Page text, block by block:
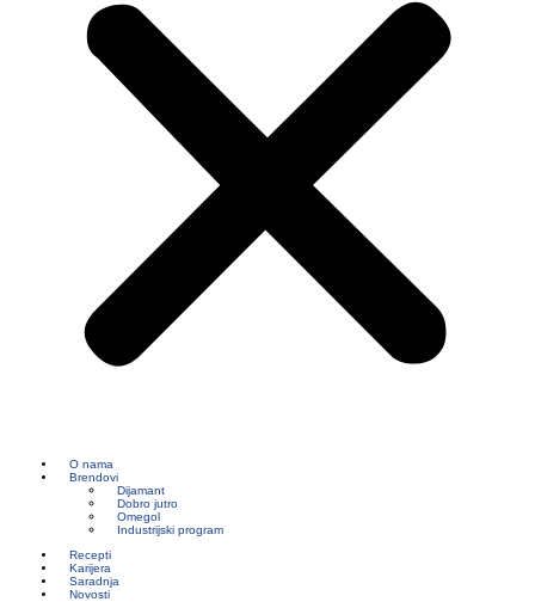
O nama
Brendovi
Dijamant
Dobro jutro
Omegol
Industrijski program
Recepti
Karijera
Saradnja
Novosti